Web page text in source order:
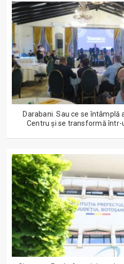
Darabani. Sau ce se întâmplă
Centru și se transformă într-